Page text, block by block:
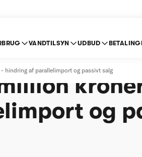
VANDTILSYN UDBUD
hindring af parallelimport og passivt salg
og